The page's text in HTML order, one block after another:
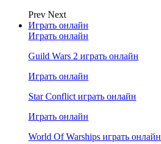
Prev Next
Играть онлайн
Играть онлайн
Guild Wars 2 играть онлайн
Играть онлайн
Star Conflict играть онлайн
Играть онлайн
World Of Warships играть онлайн